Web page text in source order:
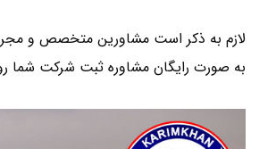
لازم به ذکر است مشاورین متخصص و
به صورت رایگان مشاوره ثبت شرکت شما